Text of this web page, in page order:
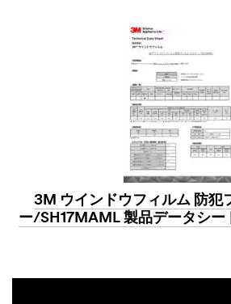
3M ウインドウフィルム 防犯
ー/SH17MAML 製品データシー